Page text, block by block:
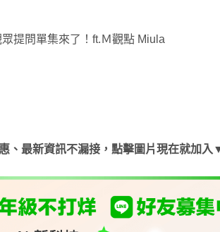
提問單集來了！ft.Ｍ觀點 Miula
、最新資訊不漏接，點擊圖片現在就加入